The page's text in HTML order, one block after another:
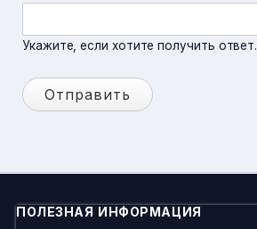
Укажите, если хотите получить ответ.
ПОЛЕЗНАЯ ИНФОРМАЦИЯ